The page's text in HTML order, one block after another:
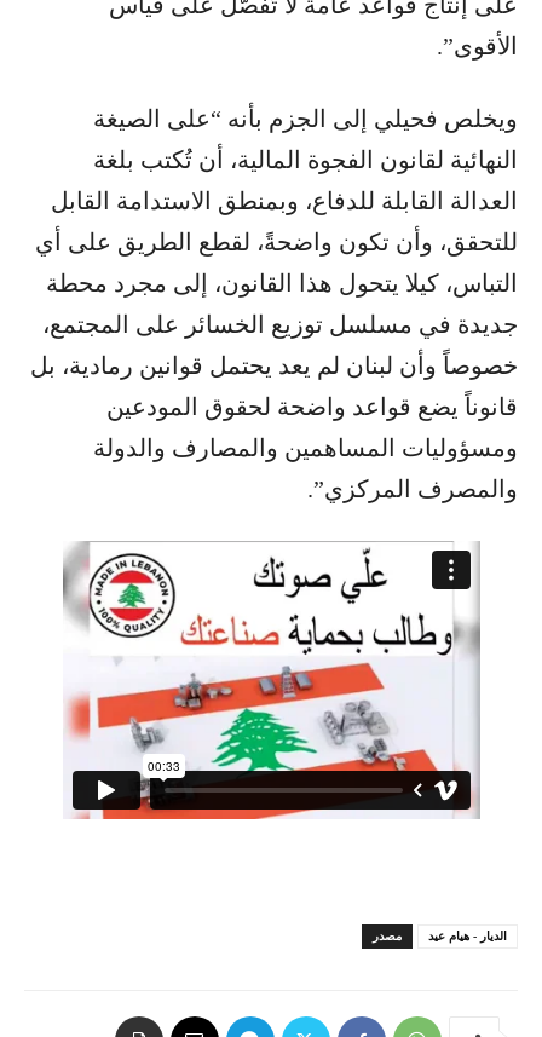
الأقوى”.
ويخلص فحيلي إلى الجزم بأنه “على الصيغة
النهائية لقانون الفجوة المالية، أن تُكتب بلغة
العدالة القابلة للدفاع، وبمنطق الاستدامة القابل
للتحقق، وأن تكون واضحةً، لقطع الطريق على أي
التباس، كيلا يتحول هذا القانون، إلى مجرد محطة
جديدة في مسلسل توزيع الخسائر على المجتمع،
خصوصاً وأن لبنان لم يعد يحتمل قوانين رمادية، بل
قانوناً يضع قواعد واضحة لحقوق المودعين
ومسؤوليات المساهمين والمصارف والدولة
والمصرف المركزي”.
مصدر الديار - هيام عيد